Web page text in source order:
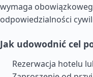
wymaga
odpowiedzialności
Jak udowodnić cel
Rezerwacja hotelu